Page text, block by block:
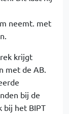
neemt. met
krijgt
met de AB.
bij de
bij het BIPT